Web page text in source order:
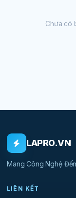
Chưa có
LAPRO.VN
Mang Công Nghệ
LIÊN KẾT